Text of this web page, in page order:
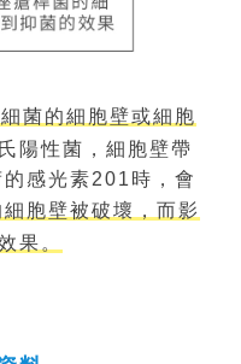
菌的細胞壁或細胞
陽性菌，細胞壁帶
感光素201時，會
胞壁被破壞，而影
果。